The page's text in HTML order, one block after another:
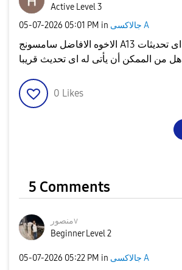
Active Level 3
‎05-07-2026 05:01 PM in جالاكسى A
الاخوه الافاضل سامسونج A13 كم نعلم ليس له اى تحديثات
هل من الممكن أن يأتى له اى تحديث قريبا
0 Likes
5 Comments
منصورv
Beginner Level 2
‎05-07-2026 05:22 PM in جالاكسى A